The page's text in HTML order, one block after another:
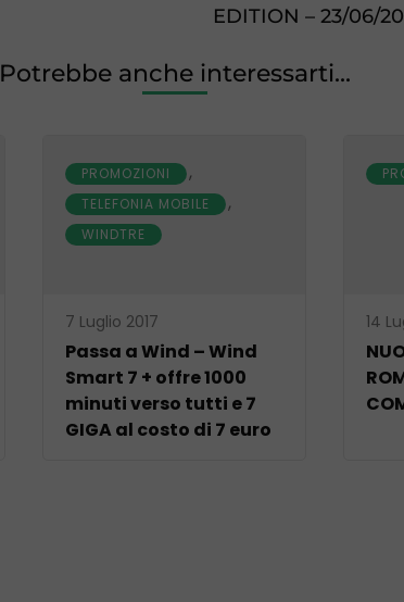
EDITION – 23/06/
Potrebbe anche interessarti...
PROMOZIONI ,
TELEFONIA MOBILE ,
WINDTRE
7 Luglio 2017
Passa a Wind – Wind
Smart 7 + offre 1000
minuti verso tutti e 7
GIGA al costo di 7 euro
14